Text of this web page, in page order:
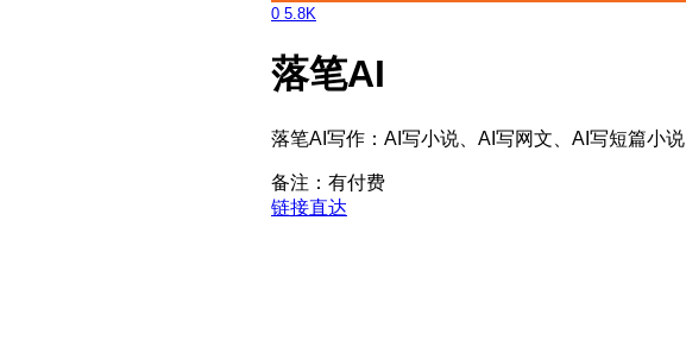
0 5.8K
落笔AI
落笔AI写作：AI写小说、AI写网文、AI写短篇小说
备注：有付费
链接直达